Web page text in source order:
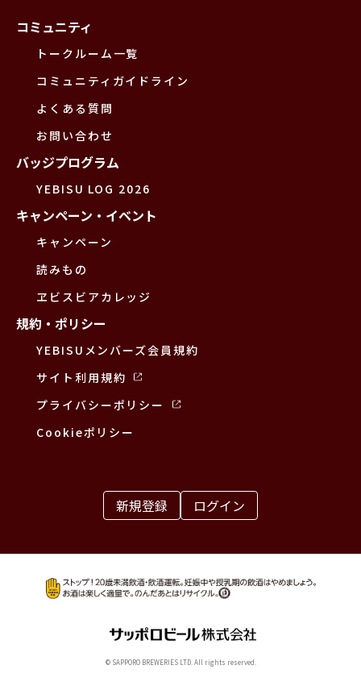
コミュニティ
トークルーム一覧
コミュニティガイドライン
よくある質問
お問い合わせ
バッジプログラム
YEBISU LOG 2026
キャンペーン・イベント
キャンペーン
読みもの
ヱビスビアカレッジ
規約・ポリシー
YEBISUメンバーズ会員規約
サイト利用規約
プライバシーポリシー
Cookieポリシー
新規登録 ログイン
© SAPPORO BREWERIES LTD. All rights reserved.